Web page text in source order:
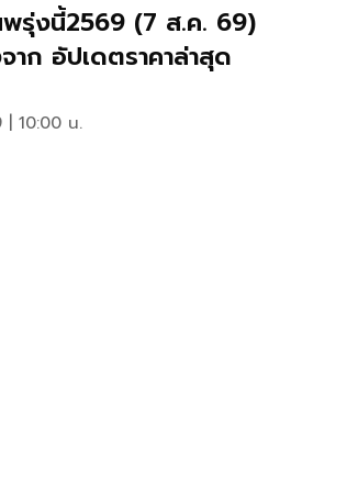
พรุ่งนี้2569 (7 ส.ค. 69)
าก อัปเดตราคาล่าสุด
| 10:00 น.